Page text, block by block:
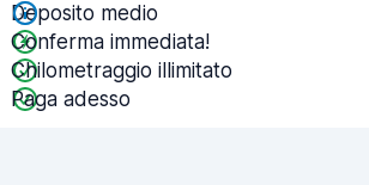
Deposito medio
Conferma immediata!
Chilometraggio illimitato
Paga adesso